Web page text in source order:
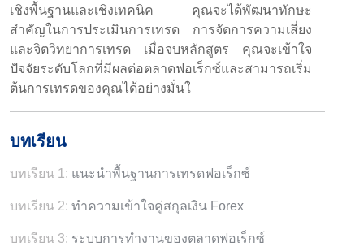
เชิงพื้นฐานและเชิงเทคนิค คุณจะได้พัฒนาทักษะ
สำคัญในการประเมินการเทรด การจัดการความเสี่ยง
และจิตวิทยาการเทรด เมื่อจบหลักสูตร คุณจะเข้าใจ
ปัจจัยระดับโลกที่มีผลต่อตลาดฟอเร็กซ์และสามารถเริ่ม
ต้นการเทรดของคุณได้อย่างมั่นใ
บทเรียน
บทเรียน 1: แนะนำพื้นฐานการเทรดฟอเร็กซ์
บทเรียน 2: ทำความเข้าใจคู่สกุลเงิน Forex
บทเรียน 3: ระบบการทำงานของตลาดฟอเร็กซ์